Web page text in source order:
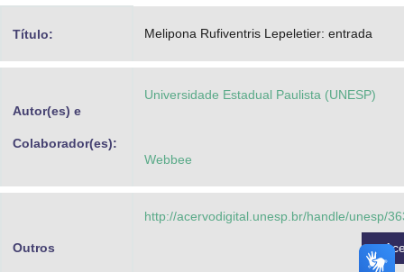
Advocacia-Geral da União
Banco Central do Brasil
Planalto
Título: Melipona Rufiventris Lepeletier: entrada
Autor(es) e
Colaborador(es):
Universidade Estadual Paulista (UNESP)
Webbee
Outros
http://acervodigital.unesp.br/handle/unesp/